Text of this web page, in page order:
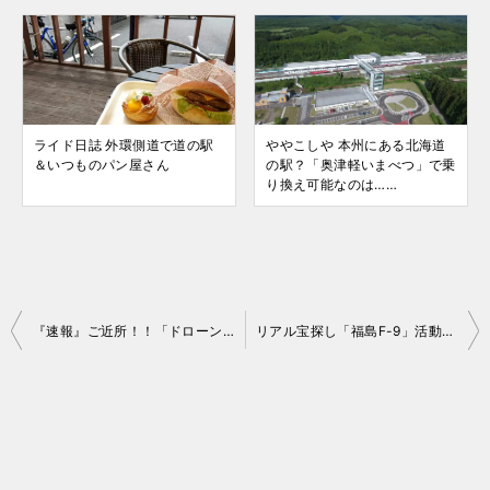
ライド日誌 外環側道で道の駅
＆いつものパン屋さん
ややこしや 本州にある北海道
の駅？「奥津軽いまべつ」で乗
り換え可能なのは……
投
『速報』ご近所！！「ドローンスクールジャパン埼玉三郷校」開校！ リアル宝探し「福島F-9」活動報告 No.01,02